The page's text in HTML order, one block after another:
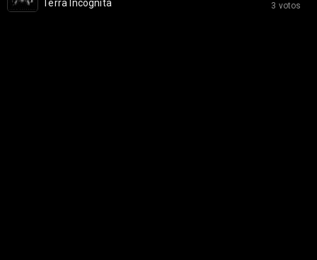
3 votos
Terra Incognita